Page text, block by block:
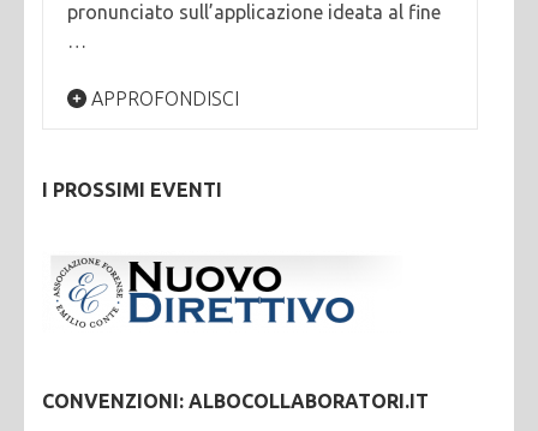
pronunciato sull’applicazione ideata al fine
…
APPROFONDISCI
I PROSSIMI EVENTI
CONVENZIONI: ALBOCOLLABORATORI.IT